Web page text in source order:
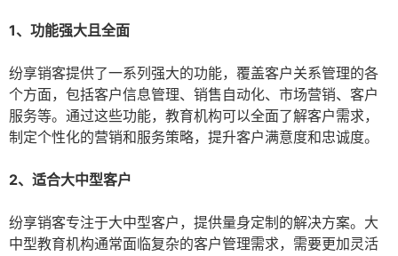
1、功能强大且全面
纷享销客提供了一系列强大的功能，覆盖客户关系管理的各
个方面，包括客户信息管理、销售自动化、市场营销、客户
服务等。通过这些功能，教育机构可以全面了解客户需求，
制定个性化的营销和服务策略，提升客户满意度和忠诚度。
2、适合大中型客户
纷享销客专注于大中型客户，提供量身定制的解决方案。大
中型教育机构通常面临复杂的客户管理需求，需要更加灵活